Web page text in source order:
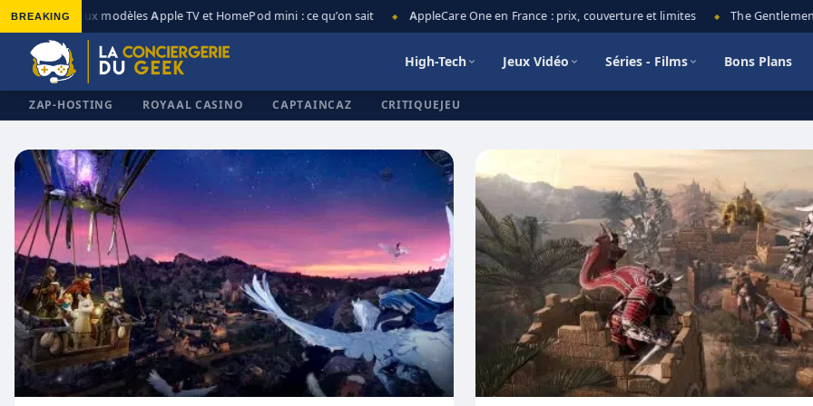
BREAKING
◆ Nouveaux modèles Apple TV et HomePod mini : ce qu’on sait AppleCare One en France : prix, couverture et limites The Gentlemen
High-Tech Jeux Vidéo Séries - Films Bons Plans
ZAP-HOSTING ROYAAL CASINO CAPTAINCAZ CRITIQUEJEU
✕